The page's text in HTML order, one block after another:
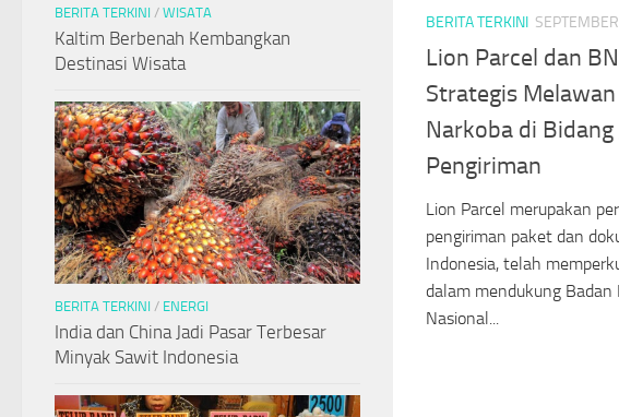
BERITA TERKINI
Lion Parcel dan
Strategis
Narkoba di Bidang
Pengiriman
Lion Parcel merupakan
pengiriman paket dan
Indonesia, telah
dalam mendukung Badan
Nasional...
BERITA TERKINI / WISATA
Kaltim Berbenah Kembangkan
Destinasi Wisata
BERITA TERKINI / ENERGI
India dan China Jadi Pasar Terbesar
Minyak Sawit Indonesia